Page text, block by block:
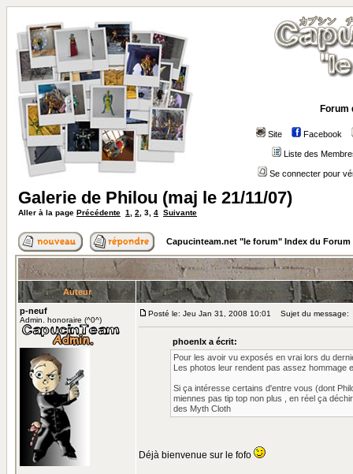
Forum
Site Facebook
Liste des
Se connecter pour
Galerie de Philou (maj le 21/11/07)
Aller à la page Précédente 1 2 3 4 Suivante
Capucinteam.net "le forum" Index du Forum
Auteur
p-neuf
Admin. honoraire (^0^)
Posté le: Jeu Jan 31, 2008 10:01 Sujet du message:
phoenlx a écrit:
Pour les avoir vu exposés en vrai lors du
Les photos leur rendent pas assez hommage
Si ça intéresse certains d'entre vous (dont
miennes pas tip top non plus , en réel ça
des Myth Cloth
Déjà bienvenue sur le fofo